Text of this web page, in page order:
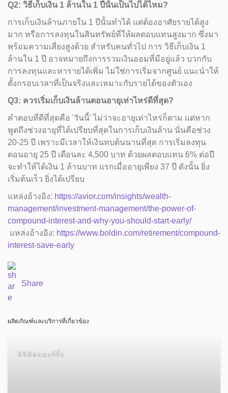
Q2: วิธีเก็บเงิน 1 ล้านใน 1 ปีนั้นเป็นไปได้ไหม?
การเก็บเงินล้านภายใน 1 ปีนั้นทำได้ แต่ต้องอาศัยรายได้สูง
มาก หรือการลงทุนในสินทรัพย์ที่ให้ผลตอบแทนสูงมาก ซึ่งมา
พร้อมความเสี่ยงสูงด้วย สำหรับคนทั่วไป การ วิธีเก็บเงิน 1
ล้านใน 1 ปี อาจหมายถึงการรวมเงินออมที่มีอยู่แล้ว บวกกับ
การลงทุนและหารายได้เพิ่ม ไม่ใช่การเริ่มจากศูนย์ แนะนำให้
ตั้งกรอบเวลาที่เป็นจริงและเหมาะกับรายได้ของตัวเอง
Q3: ควรเริ่มเก็บเงินล้านตอนอายุเท่าไหร่ดีที่สุด?
คำตอบที่ดีที่สุดคือ 'วันนี้' ไม่ว่าจะอายุเท่าไหร่ก็ตาม แต่หาก
พูดถึงช่วงอายุที่ได้เปรียบที่สุดในการเก็บเงินล้าน นั่นคือช่วง
20-25 ปี เพราะมีเวลาให้เงินทบต้นนานที่สุด การเริ่มลงทุน
ตอนอายุ 25 ปี เดือนละ 4,500 บาท ด้วยผลตอบแทน 6% ต่อปี
จะทำให้ได้เงิน 1 ล้านบาท แรกเมื่ออายุเพียง 37 ปี ดังนั้น ยิ่ง
เริ่มต้นเร็ว ยิ่งได้เปรียบ
แหล่งอ้างอิง: https://avior.com/insights/wealth-
management/investment-management/the-power-of-
compound-interest-and-why-you-should-start-early/
แหล่งอ้างอิง: https://www.boldin.com/retirement/compound-
interest-save-early
Share
ผลิตภัณฑ์และบริการที่เกี่ยวข้อง
ดิจิทัลแบงก์กิ้ง